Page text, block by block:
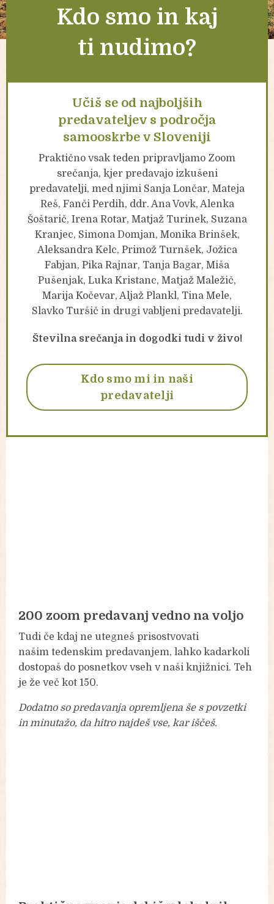
Kdo smo in kaj
ti nudimo?
Učiš se od najboljših
predavateljev s področja
samooskrbe v Sloveniji
Praktično vsak teden pripravljamo Zoom
srečanja, kjer predavajo izkušeni
predavatelji, med njimi Sanja Lončar, Mateja
Reš, Fanči Perdih, ddr. Ana Vovk, Alenka
Šoštarič, Irena Rotar, Matjaž Turinek, Suzana
Kranjec, Simona Domjan, Monika Brinšek,
Aleksandra Kelc, Primož Turnšek, Jožica
Fabjan, Pika Rajnar, Tanja Bagar, Miša
Pušenjak, Luka Kristanc, Matjaž Maležič,
Marija Kočevar, Aljaž Plankl, Tina Mele,
Slavko Turšič in drugi vabljeni predavatelji.
Številna srečanja in dogodki tudi v živo!
Kdo smo mi in naši
predavatelji
200 zoom predavanj vedno na voljo
Tudi če kdaj ne utegneš prisostvovati
našim tedenskim predavanjem, lahko kadarkoli
dostopaš do posnetkov vseh v naši knjižnici. Teh
je že več kot 150.
Dodatno so predavanja opremljena še s povzetki
in minutažo, da hitro najdeš vse, kar iščeš.